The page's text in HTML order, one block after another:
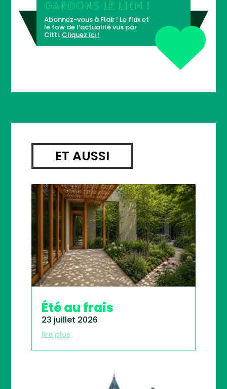
GARDONS LE LIEN !
Abonnez-vous à Flair ! Le flux et
le fow de l’actualité vus par
Citti. Cliquez ici !
ET AUSSI
Été au frais
23 juillet 2026
lire plus